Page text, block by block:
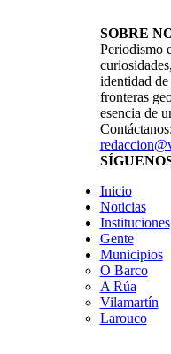
SOBRE
Periodismo
identidad
fronteras
esencia de
Contáctanos:
Inicio
Noticias
Instituciones
Gente
Municipios
O Barco
A Rúa
Vilamartín
Larouco